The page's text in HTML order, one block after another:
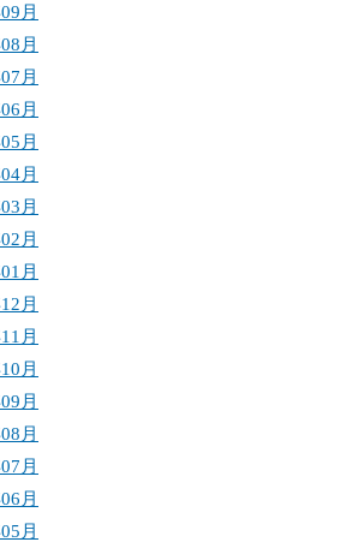
月
月
月
月
月
月
月
月
月
月
月
月
月
月
月
月
月